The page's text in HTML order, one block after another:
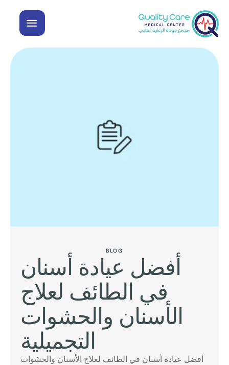
BLOG
أفضل عيادة أسنان
في الطائف لعلاج
الأسنان والحشوات
التجميلية
أفضل عيادة أسنان في الطائف لعلاج الأسنان والحشوات